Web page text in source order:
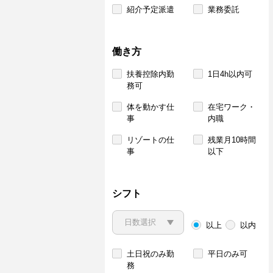
紹介予定派遣 業務委託
働き方
扶養控除内勤
務可
1日4h以内可
体を動かす仕
事
在宅ワーク・
内職
リゾートの仕
事
残業月10時間
以下
シフト
以上 以内
土日祝のみ勤
務
平日のみ可